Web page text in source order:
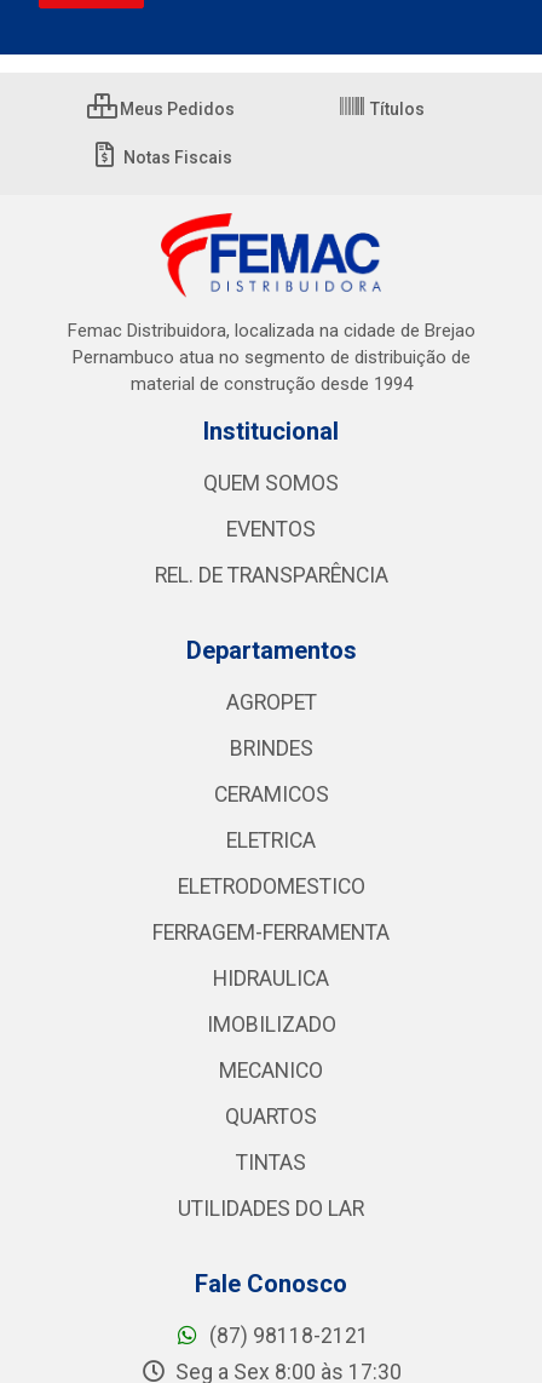
Meus Pedidos Títulos
Notas Fiscais
Femac Distribuidora, localizada na cidade de Brejao
Pernambuco atua no segmento de distribuição de
material de construção desde 1994
Institucional
QUEM SOMOS
EVENTOS
REL. DE TRANSPARÊNCIA
Departamentos
AGROPET
BRINDES
CERAMICOS
ELETRICA
ELETRODOMESTICO
FERRAGEM-FERRAMENTA
HIDRAULICA
IMOBILIZADO
MECANICO
QUARTOS
TINTAS
UTILIDADES DO LAR
Fale Conosco
(87) 98118-2121
Seg a Sex 8:00 às 17:30